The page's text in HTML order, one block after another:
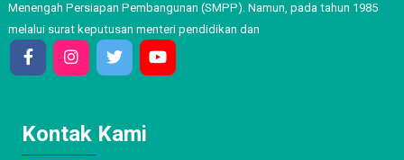
Menengah Persiapan Pembangunan (SMPP). Namun, pada tahun 1985
melalui surat keputusan menteri pendidikan dan
Kontak Kami